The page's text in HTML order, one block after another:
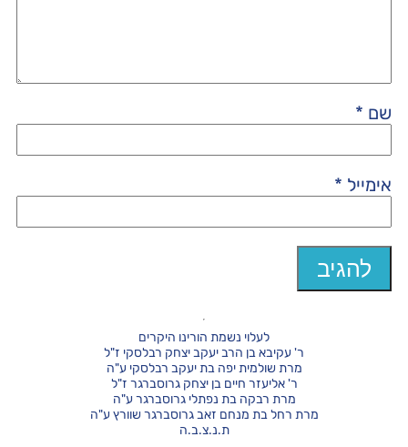
שם *
אימייל *
לעלוי נשמת הורינו היקרים
ר' עקיבא בן הרב יעקב יצחק רבלסקי ז"ל
מרת שולמית יפה בת יעקב רבלסקי ע"ה
ר' אליעזר חיים בן יצחק גרוסברגר ז"ל
מרת רבקה בת נפתלי גרוסברגר ע"ה
מרת רחל בת מנחם זאב גרוסברגר שוורץ ע"ה
ת.נ.צ.ב.ה